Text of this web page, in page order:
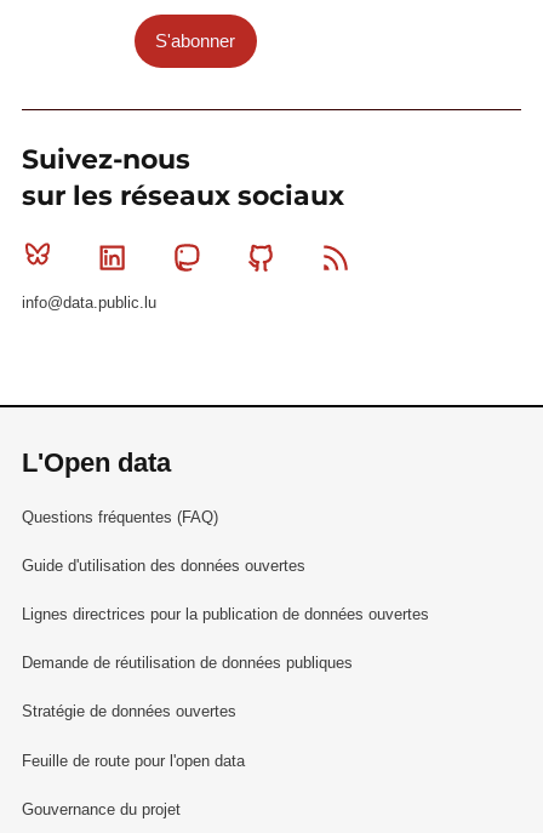
S'abonner
Suivez-nous
sur les réseaux sociaux
Bluesky Linkedin MastodonGithub
info@data.public.lu
L'Open data
Questions fréquentes (FAQ)
Guide d'utilisation des données ouvertes
Lignes directrices pour la publication de données ouvertes
Demande de réutilisation de données publiques
Stratégie de données ouvertes
Feuille de route pour l'open data
Gouvernance du projet